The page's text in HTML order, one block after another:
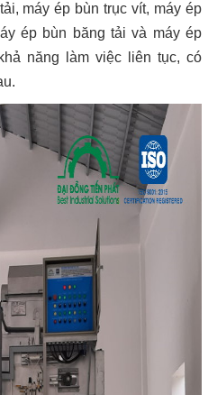
máy ép bùn trục vít, máy ép
ép bùn băng tải và máy ép
năng làm việc liên tục, có